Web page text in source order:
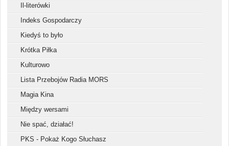
Il-literówki
Indeks Gospodarczy
Kiedyś to było
Krótka Piłka
Kulturowo
Lista Przebojów Radia MORS
Magia Kina
Między wersami
Nie spać, działać!
PKS - Pokaż Kogo Słuchasz